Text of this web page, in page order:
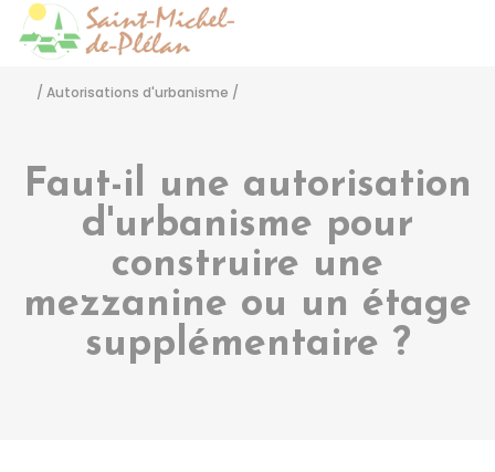
/ Autorisations d'urbanisme /
Faut-il une autorisation
d'urbanisme pour
construire une
mezzanine ou un étage
supplémentaire ?